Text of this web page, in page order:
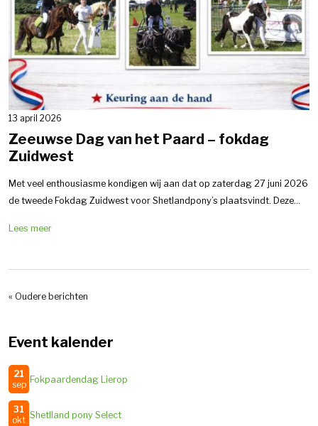
13 april 2026
Zeeuwse Dag van het Paard – fokdag
Zuidwest
Met veel enthousiasme kondigen wij aan dat op zaterdag 27 juni 2026
de tweede Fokdag Zuidwest voor Shetlandpony’s plaatsvindt. Deze...
Lees meer
« Oudere berichten
Event kalender
21
sep Fokpaardendag Lierop
31
okt Shetlland pony Select